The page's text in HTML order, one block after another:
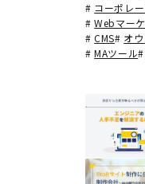
# コーポレ
#Webマー
#CMS# オ
#MAツール#